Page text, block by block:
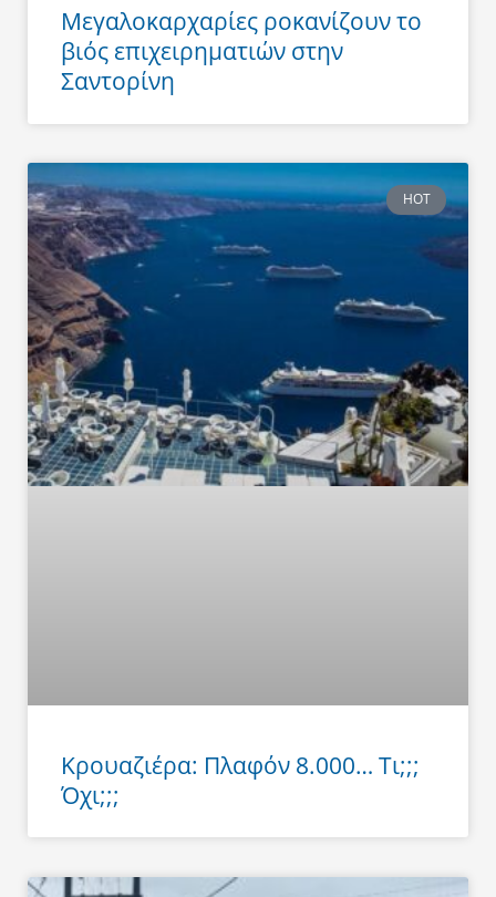
Μεγαλοκαρχαρίες ροκανίζουν το
βιός επιχειρηματιών στην
Σαντορίνη
HOT
Κρουαζιέρα: Πλαφόν 8.000… Τι;;;
Όχι;;;